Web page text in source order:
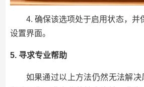
4. 确保该选项处于启用状态，并
设置界面。
5. 寻求专业帮助
如果通过以上方法仍然无法解